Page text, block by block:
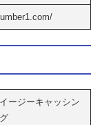
イージーキャッシン
グ